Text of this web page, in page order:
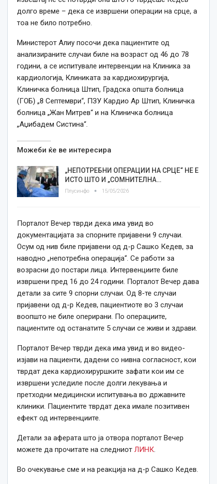
долго време – дека се извршени операции на срце, а
тоа не било потребно.
Министерот Алиу посочи дека пациентите од
анализираните случаи биле на возраст од 46 до 78
години, а се испитувале интервенции на Клиника за
кардиологија, Клиниката за кардиохирургија,
Клиничка болница Штип, Градска општа болница
(ГОБ) „8 Септември“, ПЗУ Кардио Ар Штип, Клиничка
болница „Жан Митрев“ и на Клиничка болница
„Аџибадем Систина“.
Можеби ќе ве интересира
„НЕПОТРЕБНИ ОПЕРАЦИИ НА СРЦЕ“ НЕ Е
ИСТО ШТО И „СОМНИТЕЛНА…
Плусинфо 15/05/2026
Порталот Вечер тврди дека има увид во
документацијата за спорните пријавени 9 случаи.
Осум од нив биле пријавени од д-р Сашко Кедев, за
наводно „непотребна операција“. Се работи за
возрасни до постари лица. Интервенциите биле
извршени пред 16 до 24 години. Порталот Вечер дава
детали за сите 9 спорни случаи. Од 8-те случаи
пријавени од д-р Кедев, пациентиоте во 3 случаи
воопшто не биле оперирани. По операциите,
пациентите од останатите 5 случаи се живи и здрави.
Порталот Вечер тврди дека има увид и во видео-
изјави на пациенти, дадени со нивна согласност, кои
тврдат дека кардиохируршките зафати кои им се
извршени уследиле после долги лекувања и
претходни медицински испитувања во државните
клиники. Пациентите тврдат дека имале позитивен
ефект од интервенциите.
Детали за аферата што ја отвора порталот Вечер
можете да прочитате на следниот ЛИНК.
Во очекување сме и на реакција на д-р Сашко Кедев.